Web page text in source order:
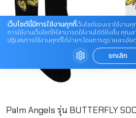
Palm Angels รุ่น BUTTERFLY
เว็บไซต์นี้มีการใช้งานคุกกี้เว็บไซต์ของเราใช้งา
การใช้งานเว็บไซต์ให้สามารถใช้งานได้ดียิ่งขึ้น คุณ
ปฏิเสธการใช้งานคุกกี้ได้ง่ายๆ โดยการดูรายละเอี
ยกเลิก